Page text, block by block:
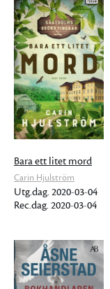
Bara ett litet mord
Carin Hjulström
Utg.dag. 2020-03-04
Rec.dag. 2020-03-04